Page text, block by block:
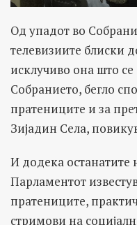
Од упадот во
телевизиите
исклучиво она што се
Собранието, бегло
пратениците и за
Зијадин Села,
И додека останатите
Парламентот
пратениците,
стримови на